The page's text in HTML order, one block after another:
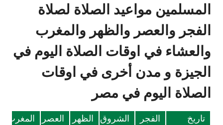
المسلمين مواعيد الصلاة لصلاة
الفجر والعصر والظهر والمغرب
والعشاء في اوقات الصلاة اليوم في
الجيزة و مدن أخرى في اوقات
الصلاة اليوم في مصر
تاريخ الفجر الشروق الظهر العصر المغرب